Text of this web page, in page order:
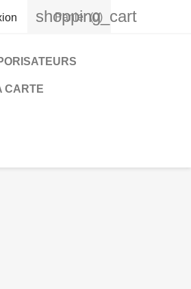
shopping_cart
Panier (0)
CARTE